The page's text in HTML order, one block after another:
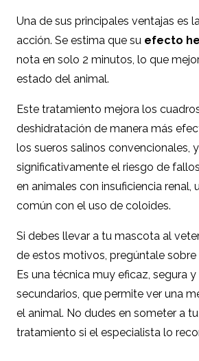
Una de sus principales ventajas es
acción. Se estima que su efecto
nota en solo 2 minutos, lo que
estado del animal.
Este tratamiento mejora los
deshidratación de manera más
los sueros salinos convencionales,
significativamente el riesgo de
en animales con insuficiencia renal,
común con el uso de coloides.
Si debes llevar a tu mascota al
de estos motivos, pregúntale sobre
Es una técnica muy eficaz, segura
secundarios, que permite ver una
el animal. No dudes en someter a
tratamiento si el especialista lo